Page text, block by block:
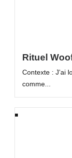
Rituel
Contexte : J’ai
comme...